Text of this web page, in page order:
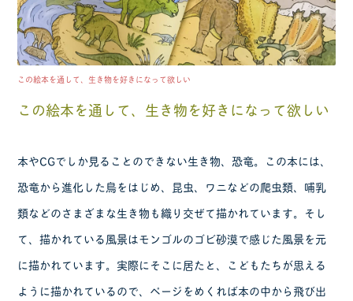
この絵本を通して、生き物を好きになって欲しい
この絵本を通して、生き物を好きになって欲しい
本やCGでしか見ることのできない生き物、恐竜。この本には、
恐竜から進化した鳥をはじめ、昆虫、ワニなどの爬虫類、哺乳
類などのさまざまな生き物も織り交ぜて描かれています。そし
て、描かれている風景はモンゴルのゴビ砂漠で感じた風景を元
に描かれています。実際にそこに居たと、こどもたちが思える
ように描かれているので、ページをめくれば本の中から飛び出